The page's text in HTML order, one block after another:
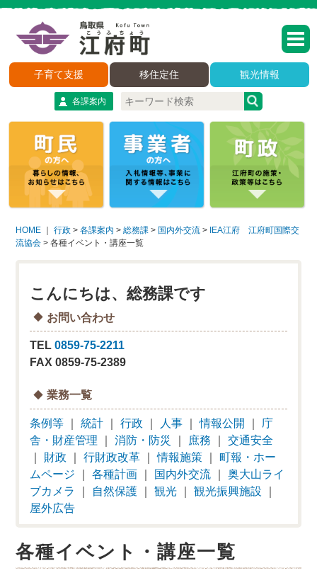
子育て支援 移住定住 観光情報
各課案内
HOME ｜行政 >各課案内 >総務課 > 国内外交流 > IEA江府 江府町国際交
流協会 >各種イベント・講座一覧
こんにちは、総務課です
お問い合わせ
TEL0859-75-2211
FAX 0859-75-2389
業務一覧
条例等 ｜統計 ｜行政 人事 ｜情報公開
庁
舎・財産管理 ｜消防・防災 庶務 ｜交通安全
財政 ｜行財政改革 ｜情報施策 ｜町報・ホー
ムページ ｜各種計画 国内外交流 ｜奥大山ライ
ブカメラ
自然保護 ｜観光 ｜観光振興施設
屋外広告
各種イベント・講座一覧